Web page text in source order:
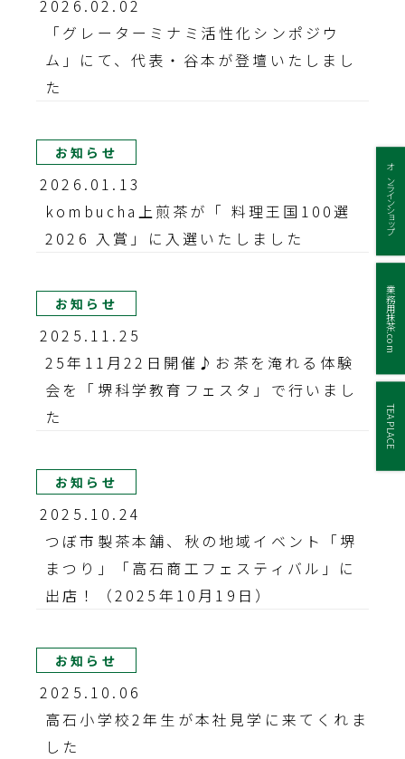
オンラインショップ
業務用抹茶.com
TEA PLACE
2026.02.02
「グレーターミナミ活性化シンポジウ
ム」にて、代表・谷本が登壇いたしまし
た
お知らせ
2026.01.13
kombucha上煎茶が「 料理王国100選
2026 入賞」に入選いたしました
お知らせ
2025.11.25
25年11月22日開催♪お茶を淹れる体験
会を「堺科学教育フェスタ」で行いまし
た
お知らせ
2025.10.24
つぼ市製茶本舗、秋の地域イベント「堺
まつり」「高石商工フェスティバル」に
出店！（2025年10月19日）
お知らせ
2025.10.06
高石小学校2年生が本社見学に来てくれま
した